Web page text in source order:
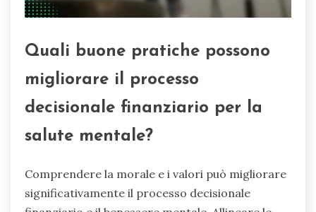
Quali buone pratiche possono
migliorare il processo
decisionale finanziario per la
salute mentale?
Comprendere la morale e i valori può migliorare
significativamente il processo decisionale